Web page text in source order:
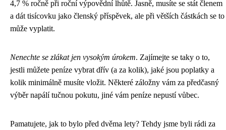
4,7 % ročně při roční výpovědní lhůtě. Jasně, musíte se stát členem
a dát tisícovku jako členský příspěvek, ale při větších částkách se to
může vyplatit.
Nenechte se zlákat jen vysokým úrokem. Zajímejte se taky o to,
jestli můžete peníze vybrat dřív (a za kolik), jaké jsou poplatky a
kolik minimálně musíte vložit. Některé záložny vám za předčasný
výběr napálí tučnou pokutu, jiné vám peníze nepustí vůbec.
Pamatujete, jak to bylo před dvěma lety? Tehdy jsme byli rádi za